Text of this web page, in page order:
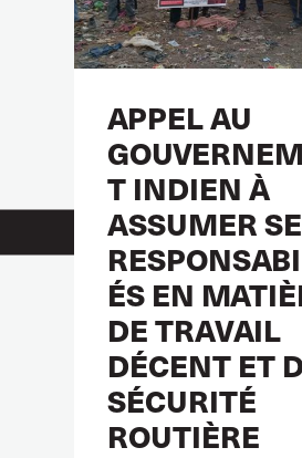
APPEL AU
T INDIEN À
ASSUMER
ÉS EN
DE TRAVAIL
DÉCENT ET
SÉCURITÉ
ROUTIÈRE